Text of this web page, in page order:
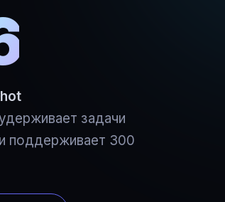
задачи
поддерживает 300